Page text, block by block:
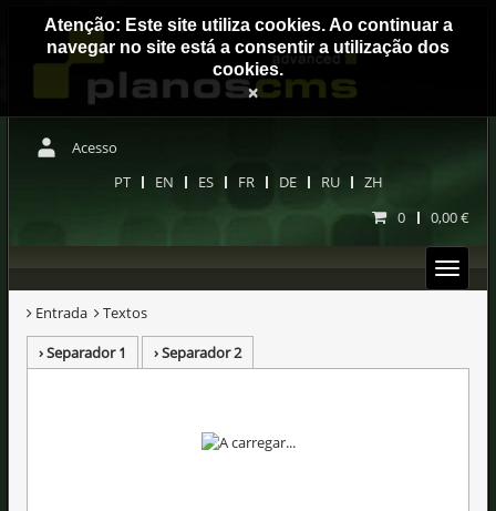
Acesso
PT
EN ES FR DE RU
ZH
0
0,00 €
Entrada
Textos
› Separador 1
› Separador 2
Atenção: Este site utiliza cookies. Ao continuar a
navegar no site está a consentir a utilização dos
cookies.
×